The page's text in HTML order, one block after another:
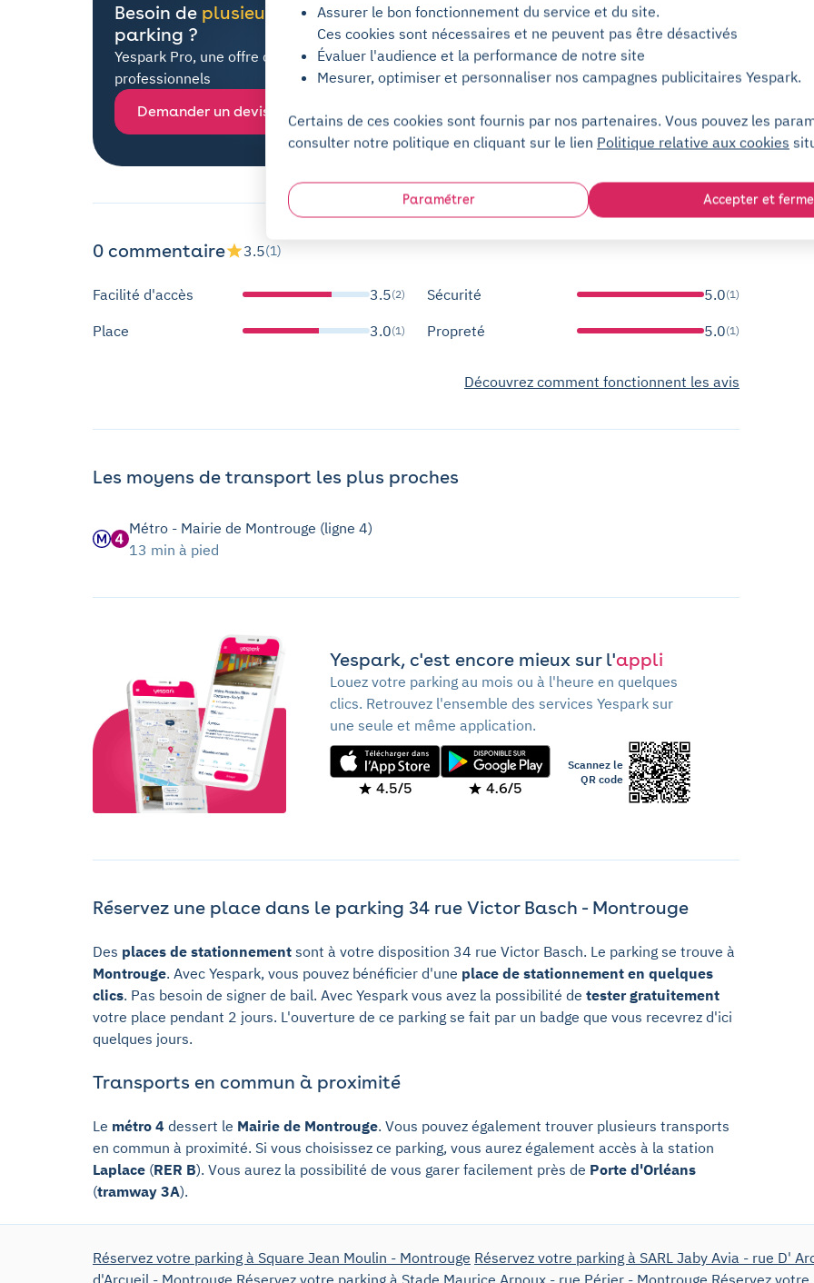
Besoin de plusieurs placesde
parking ?
Yespark Pro, une offre dédiée à tous les
professionnels
Demander un devis
0 commentaire 3.5(1)
Facilité d'accès 3.5(2) Sécurité 5.0(1)
Place 3.0(1) Propreté 5.0(1)
Découvrez comment fonctionnent les avis
Les moyens de transport les plus proches
Métro - Mairie de Montrouge (ligne 4)
13 min à pied
Yespark, c'est encore mieux sur l'appli
Louez votre parking au mois ou à l'heure en quelques
clics. Retrouvez l'ensemble des services Yespark sur
une seule et même application.
4.5/5 4.6/5
Scannez le
QR code
Réservez une place dans le parking 34 rue Victor Basch - Montrouge
Des places de stationnement sont à votre disposition 34 rue Victor Basch. Le parking se trouve à
Montrouge. Avec Yespark, vous pouvez bénéficier d'une place de stationnement en quelques
clics. Pas besoin de signer de bail. Avec Yespark vous avez la possibilité de tester gratuitement
votre place pendant 2 jours. L'ouverture de ce parking se fait par un badge que vous recevrez d'ici
quelques jours.
Transports en commun à proximité
Le métro 4 dessert le Mairie de Montrouge. Vous pouvez également trouver plusieurs transports
en commun à proximité. Si vous choisissez ce parking, vous aurez également accès à la station
Laplace (RER B). Vous aurez la possibilité de vous garer facilement près de Porte d'Orléans
(tramway 3A).
Réservez votre parking à Square Jean Moulin - Montrouge Réservez votre parking à SARL Jaby Avia - rue D'
d'Arcueil - Montrouge Réservez votre parking à Stade Maurice Arnoux - rue Périer - Montrouge Réservez
Assurer le bon fonctionnement du service et du site.
Ces cookies sont nécessaires et ne peuvent pas être désactivés
Évaluer l'audience et la performance de notre site
Mesurer, optimiser et personnaliser nos campagnes publicitaires Yespark.
Certains de ces cookies sont fournis par nos partenaires. Vous pouvez les
consulter notre politique en cliquant sur le lien Politique relative aux cookies
Paramétrer Accepter et